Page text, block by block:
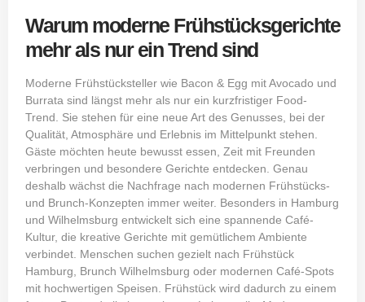
Warum moderne Frühstücksgerichte
mehr als nur ein Trend sind
Moderne Frühstücksteller wie Bacon & Egg mit Avocado und
Burrata sind längst mehr als nur ein kurzfristiger Food-
Trend. Sie stehen für eine neue Art des Genusses, bei der
Qualität, Atmosphäre und Erlebnis im Mittelpunkt stehen.
Gäste möchten heute bewusst essen, Zeit mit Freunden
verbringen und besondere Gerichte entdecken. Genau
deshalb wächst die Nachfrage nach modernen Frühstücks-
und Brunch-Konzepten immer weiter. Besonders in Hamburg
und Wilhelmsburg entwickelt sich eine spannende Café-
Kultur, die kreative Gerichte mit gemütlichem Ambiente
verbindet. Menschen suchen gezielt nach Frühstück
Hamburg, Brunch Wilhelmsburg oder modernen Café-Spots
mit hochwertigen Speisen. Frühstück wird dadurch zu einem